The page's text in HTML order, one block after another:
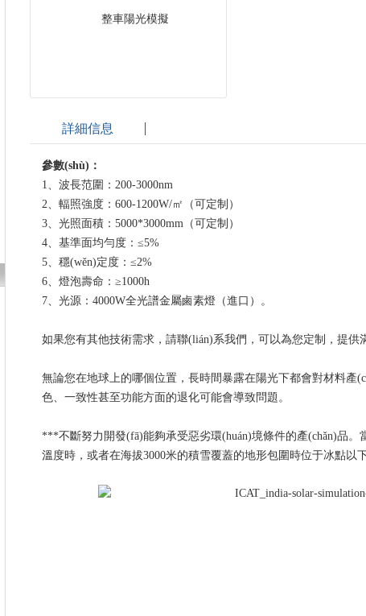
詳細信息
參數(shù)：
1、波長范圍：200-3000nm
2、輻照強度：600-1200W/㎡（可定制）
3、光照面積：5000*3000mm（可定制）
4、基準面均勻度：≤5%
5、穩(wěn)定度：≤2%
6、燈泡壽命：≥1000h
7、光源：4000W全光譜金屬鹵素燈（進口）。
如果您有其他技術需求，請聯(lián)系我們，可以為您定制，提供
無論您在地球上的哪個位置，長時間暴露在陽光下都會對材料產
色、一致性甚至功能方面的退化可能會導致問題。
***不斷努力開發(fā)能夠承受惡劣環(huán)境條件的產(chǎn)品
溫度時，或者在海拔3000米的積雪覆蓋的地形包圍時位于冰點以下